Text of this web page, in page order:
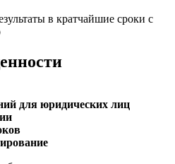
в кратчайшие сроки с
для юридических лиц